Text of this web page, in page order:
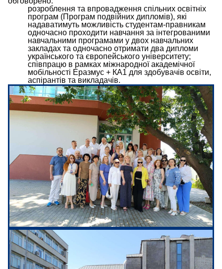
розроблення та впровадження спільних освітніх
програм (Програм подвійних дипломів), які
надаватимуть можливість студентам-правникам
одночасно проходити навчання за інтегрованими
навчальними програмами у двох навчальних
закладах та одночасно отримати два дипломи
українського та європейського університету;
співпрацю в рамках міжнародної академічної
мобільності Еразмус + КА1 для здобувачів освіти,
аспірантів та викладачів.